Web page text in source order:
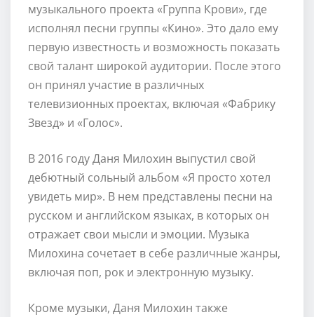
музыкального проекта «Группа Крови», где
исполнял песни группы «Кино». Это дало ему
первую известность и возможность показать
свой талант широкой аудитории. После этого
он принял участие в различных
телевизионных проектах, включая «Фабрику
Звезд» и «Голос».
В 2016 году Даня Милохин выпустил свой
дебютный сольный альбом «Я просто хотел
увидеть мир». В нем представлены песни на
русском и английском языках, в которых он
отражает свои мысли и эмоции. Музыка
Милохина сочетает в себе различные жанры,
включая поп, рок и электронную музыку.
Кроме музыки, Даня Милохин также